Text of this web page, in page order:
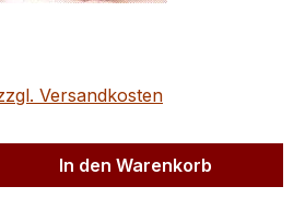
Versandkosten
Gib den
In den Warenkorb